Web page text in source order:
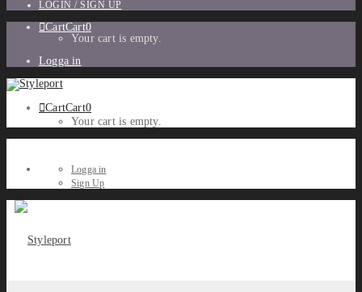
LOGIN / SIGN UP
CartCart0
Your cart is empty.
Logga in
CartCart0
Your cart is empty.
Logga in
Sign Up